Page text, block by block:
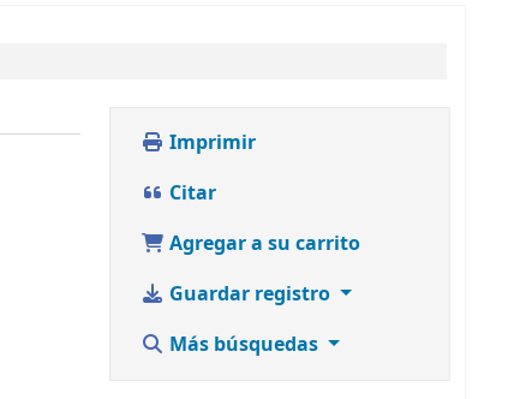
Imprimir
Citar
Agregar a su carrito
Guardar registro
Más búsquedas